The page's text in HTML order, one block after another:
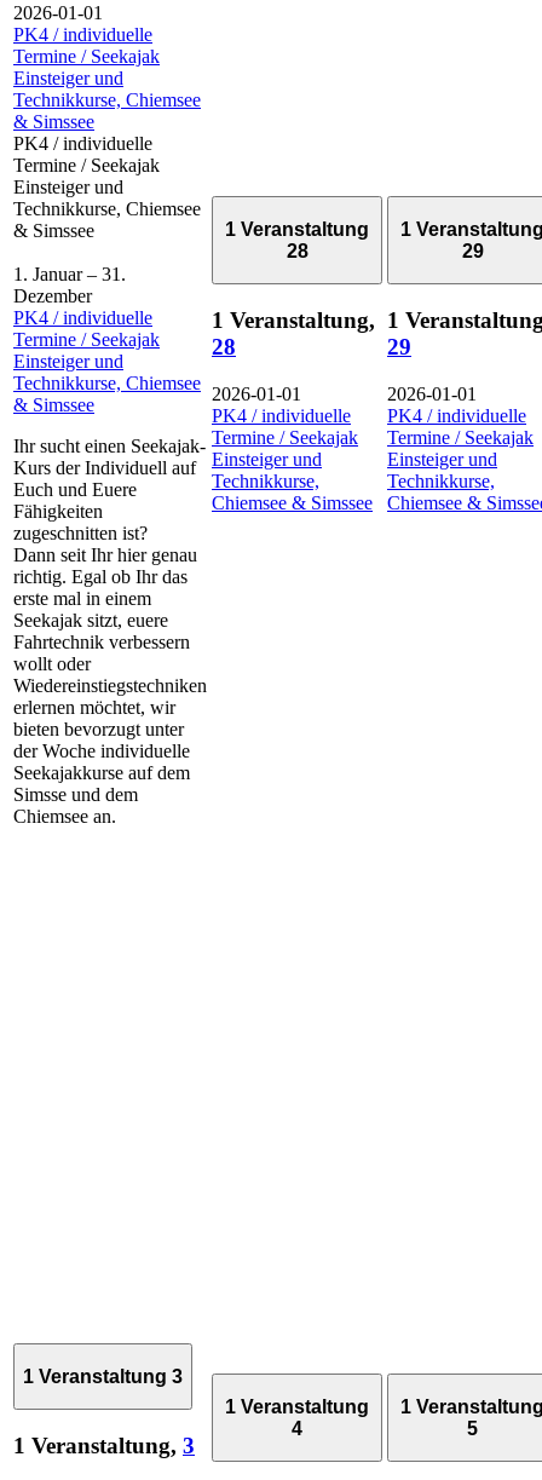
2026-01-01
PK4 / individuelle
Termine / Seekajak
Einsteiger und
Technikkurse, Chiemsee
& Simssee
PK4 / individuelle
Termine / Seekajak
Einsteiger und
Technikkurse, Chiemsee
& Simssee
1. Januar– 31.
Dezember
PK4 / individuelle
Termine / Seekajak
Einsteiger und
Technikkurse, Chiemsee
& Simssee
Ihr sucht einen Seekajak-
Kurs der Individuell auf
Euch und Euere
Fähigkeiten
zugeschnitten ist?
Dann seit Ihr hier genau
richtig. Egal ob Ihr das
erste mal in einem
Seekajak sitzt, euere
Fahrtechnik verbessern
wollt oder
Wiedereinstiegstechniken
erlernen möchtet, wir
bieten bevorzugt unter
der Woche individuelle
Seekajakkurse auf dem
Simsse und dem
Chiemsee an.
1 Veranstaltung
28
1 Veranstaltung,
28
2026-01-01
PK4 / individuelle
Termine / Seekajak
Einsteiger und
Technikkurse,
Chiemsee & Simssee
1
29
1
29
2026-01-01
PK4 / individuelle
Termine / Seekajak
Einsteiger und
Technikkurse,
Chiemsee &
1 Veranstaltung 3
1 Veranstaltung, 3
1 Veranstaltung
4
1
5